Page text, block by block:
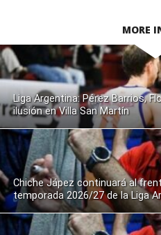
MORE
Liga Argentina: Pérez Barrios,
ilusión en Villa San Martín
Chiche Jápez continuará al
temporada 2026/27 de la Liga